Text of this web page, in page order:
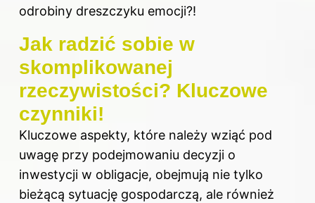
odrobiny dreszczyku emocji?!
Jak radzić sobie w
skomplikowanej
rzeczywistości? Kluczowe
czynniki!
Kluczowe aspekty, które należy wziąć pod
uwagę przy podejmowaniu decyzji o
inwestycji w obligacje, obejmują nie tylko
bieżącą sytuację gospodarczą, ale również